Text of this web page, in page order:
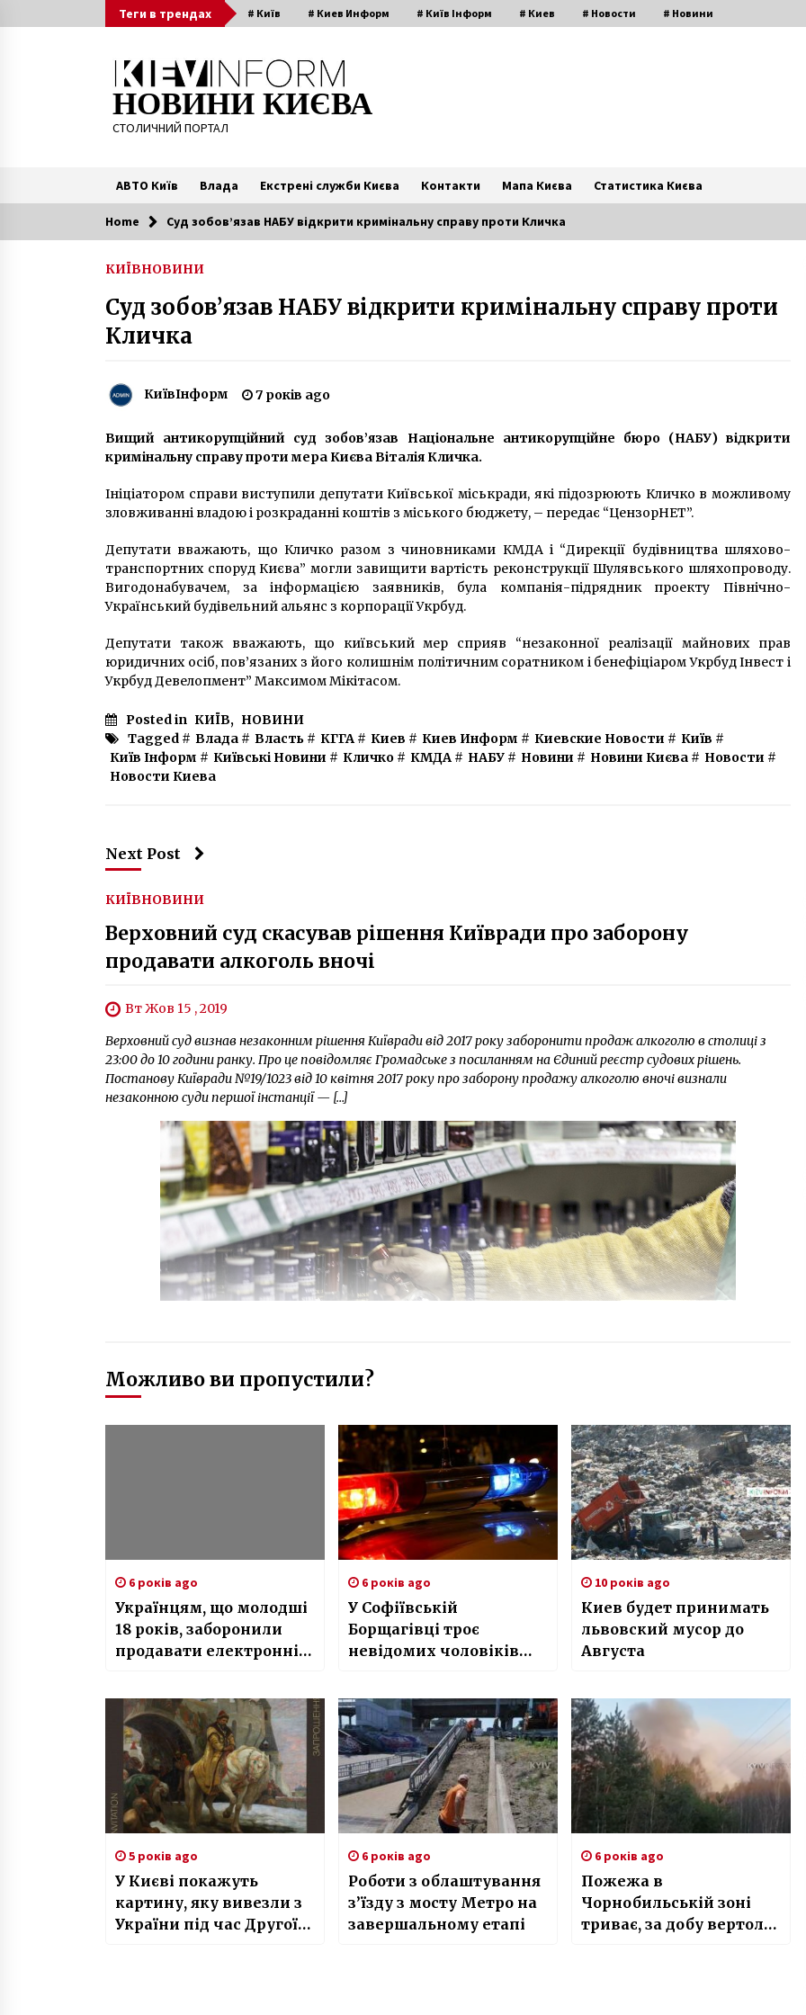
to
Теги в трендах # Київ # Киев Информ # Київ Інформ # Киев # Новости # Новини
НОВИНИ КИЄВА
СТОЛИЧНИЙ ПОРТАЛ
АВТО Київ Влада Екстрені служби Києва Контакти Мапа Києва Статистика Києва
Читають зараз
житловому будинку в
Святошинському районі
Софії Київської
6 років ago
9 років ago
Як виглядає найстаріший
житловий будинок Києва
2 роки ago 6 років ago
гранатомета
7 років ago
траву: рятувальники двічі гасили
пожежі
6 років ago
Home Суд зобов’язав НАБУ відкрити кримінальну справу проти Кличка
КИЇВНОВИНИ
Суд зобов’язав НАБУ відкрити кримінальну справу проти
Кличка
КиївІнформ 7 років ago
Вищий антикорупційний суд зобов’язав Національне антикорупційне бюро (НАБУ) відкрити
кримінальну справу проти мера Києва Віталія Кличка.
Ініціатором справи виступили депутати Київської міськради, які підозрюють Кличко в можливому
зловживанні владою і розкраданні коштів з міського бюджету, – передає “ЦензорНЕТ”.
Депутати вважають, що Кличко разом з чиновниками КМДА і “Дирекції будівництва шляхово-
транспортних споруд Києва” могли завищити вартість реконструкції Шулявського шляхопроводу.
Вигодонабувачем, за інформацією заявників, була компанія-підрядник проекту Північно-
Український будівельний альянс з корпорації Укрбуд.
Депутати також вважають, що київський мер сприяв “незаконної реалізації майнових прав
юридичних осіб, пов’язаних з його колишнім політичним соратником і бенефіціаром Укрбуд Інвест і
Укрбуд Девелопмент” Максимом Мікітасом.
Posted in КИЇВ, НОВИНИ
Tagged # Влада # Власть # КГГА # Киев # Киев Информ # Киевские Новости # Київ #
Київ Інформ # Київські Новини # Кличко # КМДА # НАБУ # Новини # Новини Києва # Новости #
Новости Киева
Next Post
КИЇВНОВИНИ
Верховний суд скасував рішення Київради про заборону
продавати алкоголь вночі
Вт Жов 15 , 2019
Верховний суд визнав незаконним рішення Київради від 2017 року заборонити продаж алкоголю в столиці з
23:00 до 10 години ранку. Про це повідомляє Громадське з посиланням на Єдиний реєстр судових рішень.
Постанову Київради №19/1023 від 10 квітня 2017 року про заборону продажу алкоголю вночі визнали
незаконною суди першої інстанції — […]
Можливо ви пропустили?
6 років ago
Українцям, що молодші
18 років, заборонили
продавати електронні
6 років ago
У Софіївській
Борщагівці троє
невідомих чоловіків
сміття
10 років ago
Киев будет принимать
львовский мусор до
Августа
5 років ago
У Києві покажуть
картину, яку вивезли з
України під час Другої
6 років ago
Роботи з облаштування
з’їзду з мосту Метро на
завершальному етапі
6 років ago
Пожежа в
Чорнобильській зоні
триває, за добу вертоліт